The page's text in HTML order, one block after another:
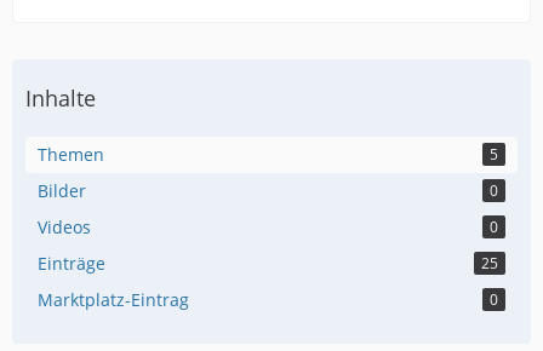
Inhalte
Themen 5
Bilder 0
Videos 0
Einträge 25
Marktplatz-Eintrag 0